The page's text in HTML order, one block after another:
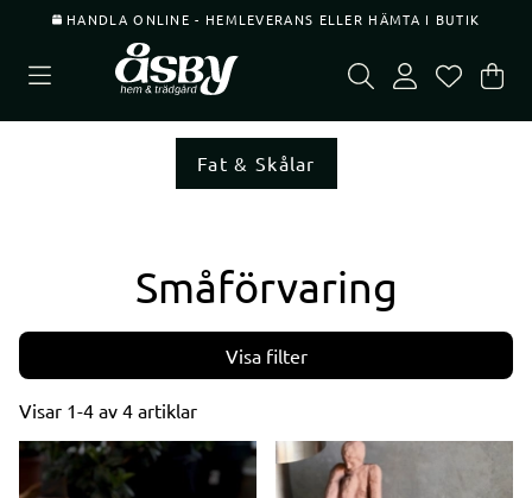
HANDLA ONLINE - HEMLEVERANS ELLER HÄMTA I BUTIK
.
Fat & Skålar
Småförvaring
Filtrera
Visar 1-4 av 4 artiklar
Produkter